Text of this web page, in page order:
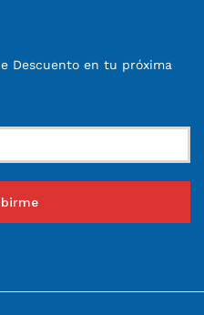
Descuento en tu próxima